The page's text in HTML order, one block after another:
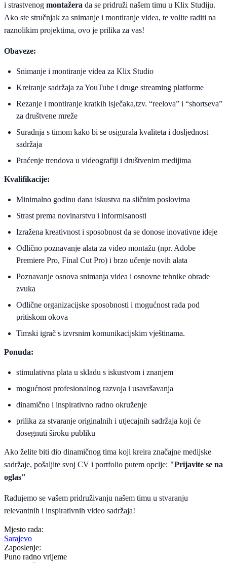
i strastvenog montažera da se pridruži našem timu u Klix Studiju.
Ako ste stručnjak za snimanje i montiranje videa, te volite raditi na
raznolikim projektima, ovo je prilika za vas!
Obaveze:
Snimanje i montiranje videa za Klix Studio
Kreiranje sadržaja za YouTube i druge streaming platforme
Rezanje i montiranje kratkih isječaka,tzv. “reelova” i “shortseva”
za društvene mreže
Suradnja s timom kako bi se osigurala kvaliteta i dosljednost
sadržaja
Praćenje trendova u videografiji i društvenim medijima
Kvalifikacije:
Minimalno godinu dana iskustva na sličnim poslovima
Strast prema novinarstvu i informisanosti
Izražena kreativnost i sposobnost da se donose inovativne ideje
Odlično poznavanje alata za video montažu (npr. Adobe
Premiere Pro, Final Cut Pro) i brzo učenje novih alata
Poznavanje osnova snimanja videa i osnovne tehnike obrade
zvuka
Odlične organizacijske sposobnosti i mogućnost rada pod
pritiskom okova
Timski igrač s izvrsnim komunikacijskim vještinama.
Ponuda:
stimulativna plata u skladu s iskustvom i znanjem
mogućnost profesionalnog razvoja i usavršavanja
dinamično i inspirativno radno okruženje
prilika za stvaranje originalnih i utjecajnih sadržaja koji će
dosegnuti široku publiku
Ako želite biti dio dinamičnog tima koji kreira značajne medijske
sadržaje, pošaljite svoj CV i portfolio putem opcije: "Prijavite se na
oglas"
Radujemo se vašem pridruživanju našem timu u stvaranju
relevantnih i inspirativnih video sadržaja!
Mjesto rada:
Sarajevo
Zaposlenje:
Puno radno vrijeme